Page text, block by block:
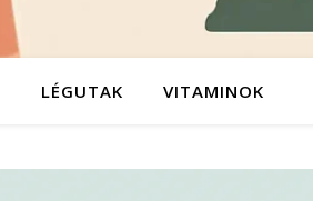
LÉGUTAK VITAMINOK